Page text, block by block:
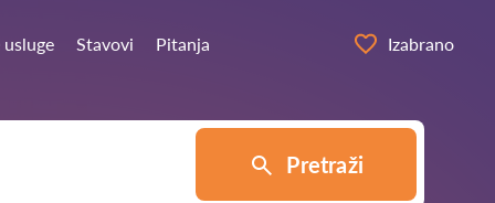
usluge Stavovi Pitanja Izabrano
Pretraži